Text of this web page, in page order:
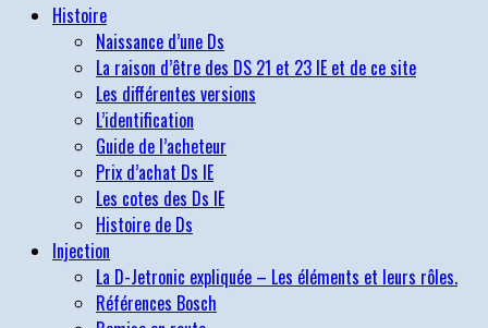
Histoire
Naissance d’une Ds
La raison d’être des DS 21 et 23 IE et de ce site
Les différentes versions
L’identification
Guide de l’acheteur
Prix d’achat Ds IE
Les cotes des Ds IE
Histoire de Ds
Injection
La D-Jetronic expliquée – Les éléments et leurs rôles.
Références Bosch